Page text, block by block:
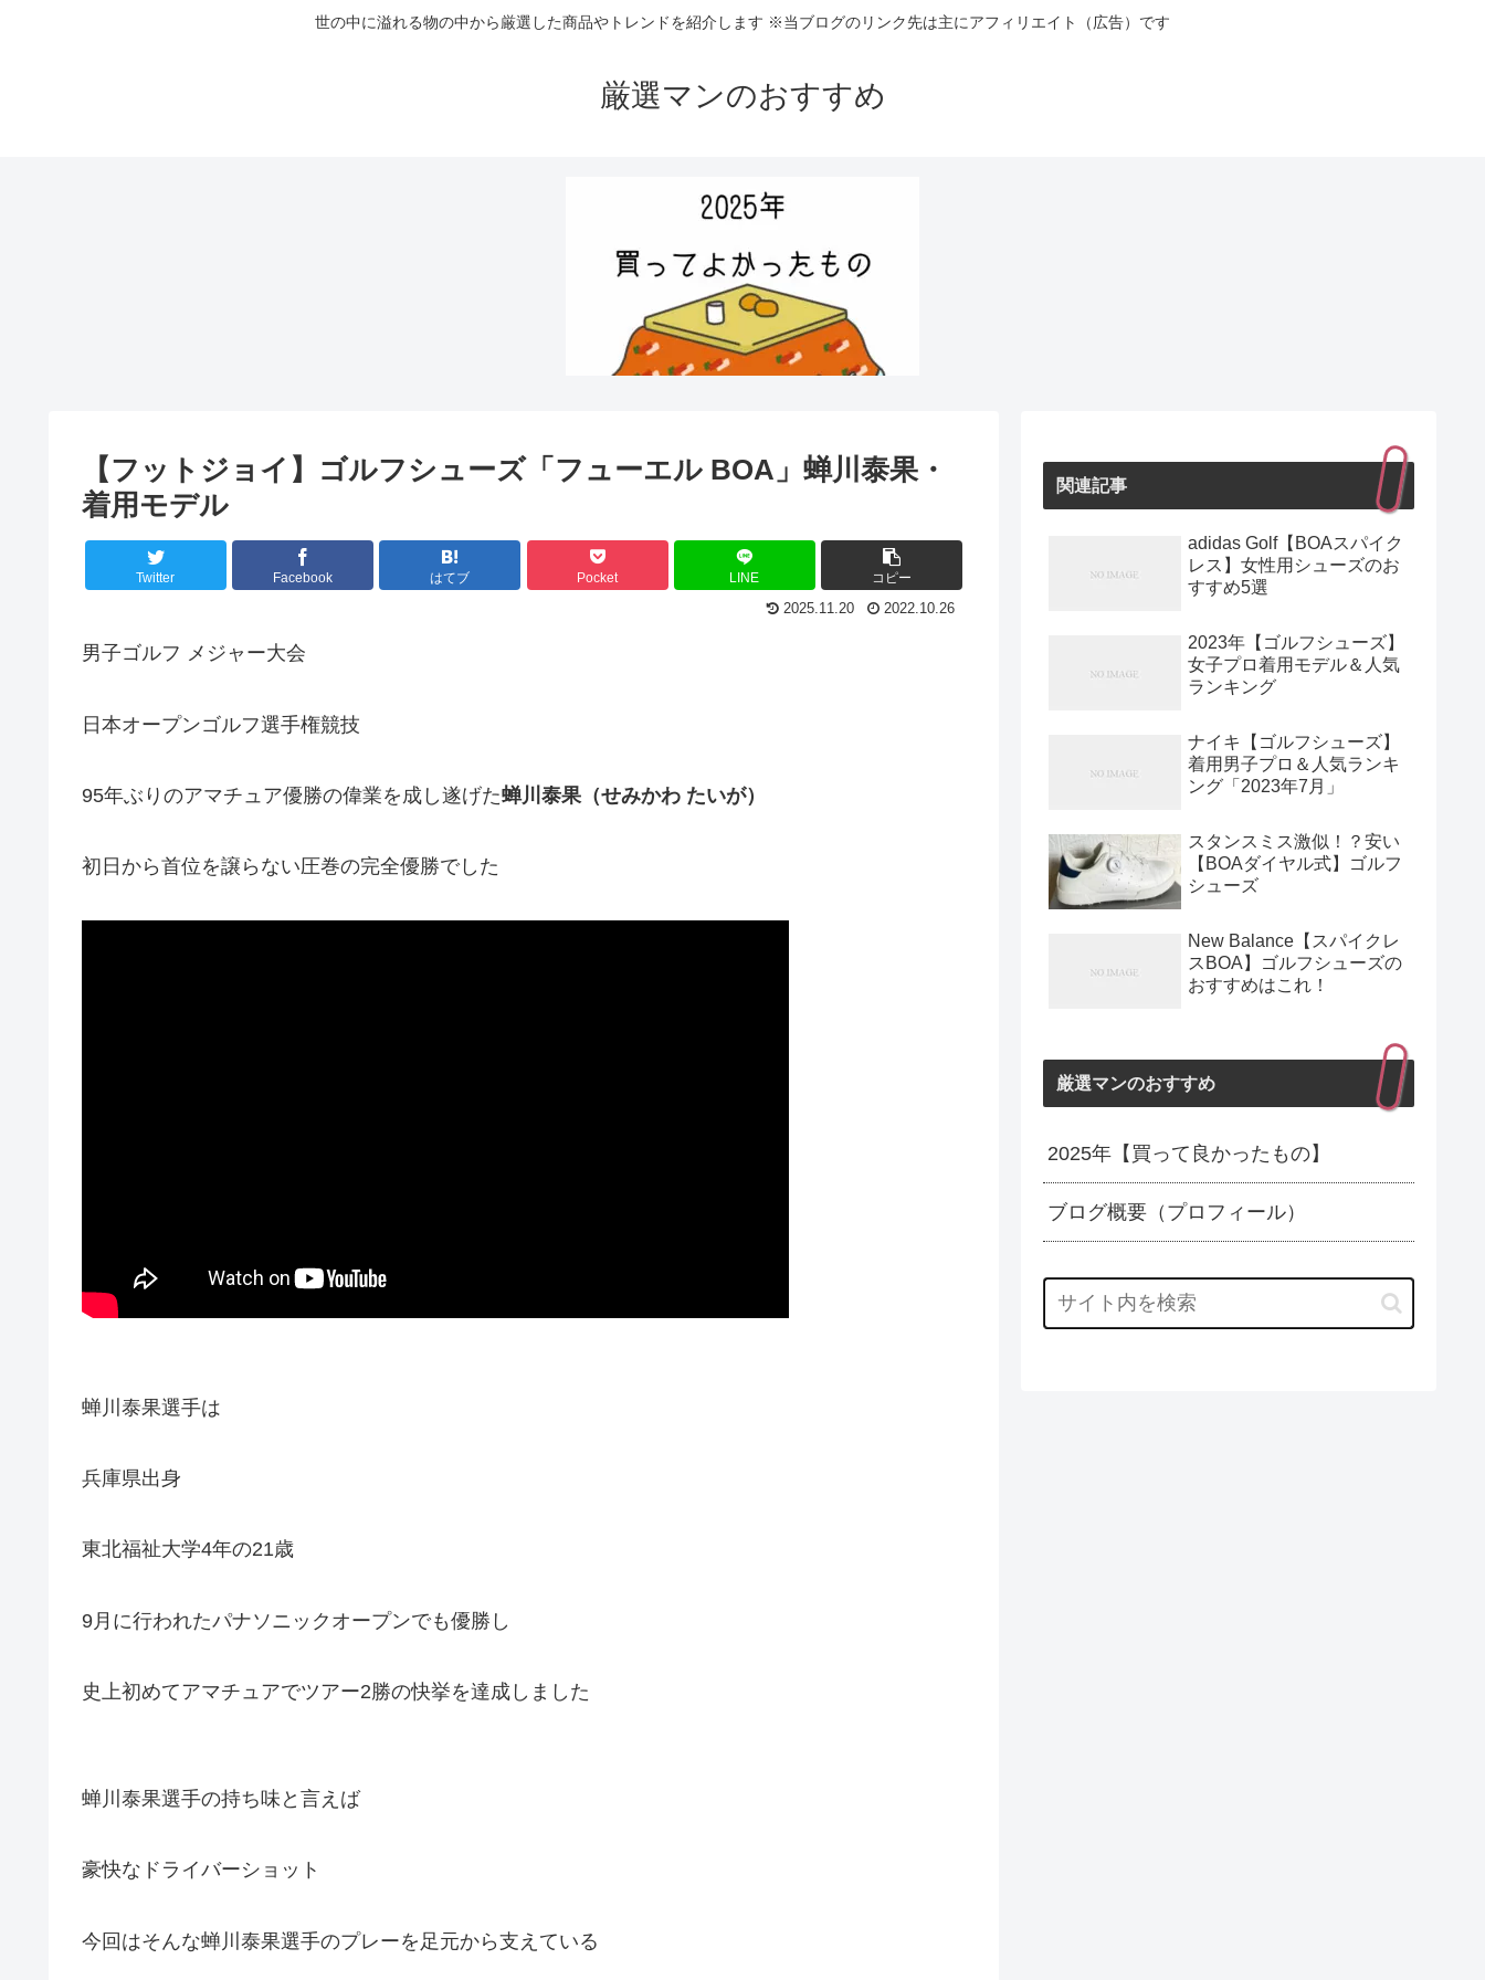
世の中に溢れる物の中から厳選した商品やトレンドを紹介します ※当ブログのリンク先は主にアフィリエイト（広告）です
厳選マンのおすすめ
【フットジョイ】ゴルフシューズ「フューエル BOA」蝉川泰果・
着用モデル
Twitter Facebook はてブ Pocket LINE コピー
2025.11.20 2022.10.26
男子ゴルフ メジャー大会
日本オープンゴルフ選手権競技
95年ぶりのアマチュア優勝の偉業を成し遂げた蝉川泰果（せみかわ たいが）
初日から首位を譲らない圧巻の完全優勝でした
蝉川泰果選手は
兵庫県出身
東北福祉大学4年の21歳
9月に行われたパナソニックオープンでも優勝し
史上初めてアマチュアでツアー2勝の快挙を達成しました
蝉川泰果選手の持ち味と言えば
豪快なドライバーショット
今回はそんな蝉川泰果選手のプレーを足元から支えている
関連記事
adidas Golf【BOAスパイク
レス】女性用シューズのお
すすめ5選
2023年【ゴルフシューズ】
女子プロ着用モデル＆人気
ランキング
ナイキ【ゴルフシューズ】
着用男子プロ＆人気ランキ
ング「2023年7月」
スタンスミス激似！？安い
【BOAダイヤル式】ゴルフ
シューズ
New Balance【スパイクレ
スBOA】ゴルフシューズの
おすすめはこれ！
厳選マンのおすすめ
2025年【買って良かったもの】
ブログ概要（プロフィール）